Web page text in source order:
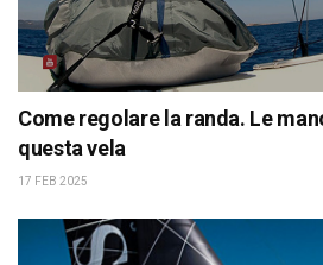
Come regolare la randa. Le
questa vela
17 FEB 2025